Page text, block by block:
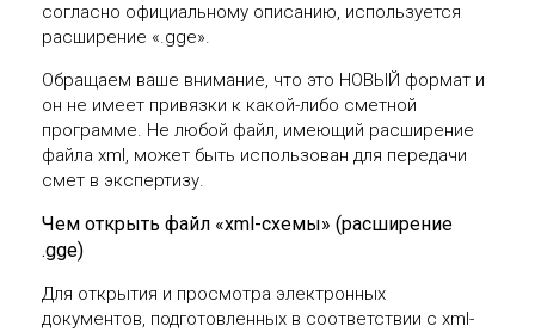
согласно официальному описанию, используется
расширение «.gge».
Обращаем ваше внимание, что это НОВЫЙ формат и
он не имеет привязки к какой-либо сметной
программе. Не любой файл, имеющий расширение
файла xml, может быть использован для передачи
смет в экспертизу.
Чем открыть файл «xml-схемы» (расширение
.gge)
Для открытия и просмотра электронных
документов, подготовленных в соответствии с xml-